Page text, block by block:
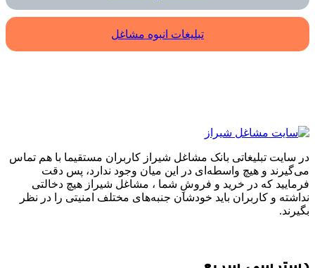
تبلیغات انبوه مشاغل
در سایت تبلیغاتی بانک مشاغل شیراز کاربران مستقیما با هم تماس
می‌گیرند و هیچ واسطه‌ای در این میان وجود ندارد، پس دقت
فرمایید که در خرید و فروشِ شما ، مشاغل شیراز هیچ دخالتی
نداشته و کاربران باید خودشان جنبه‌های مختلف امنیتی را در نظر
بگیرند.